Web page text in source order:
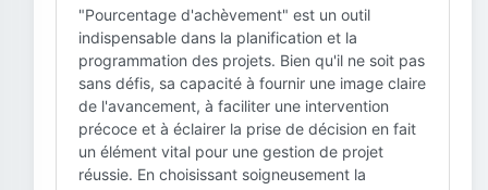
"Pourcentage d'achèvement" est un outil
indispensable dans la planification et la
programmation des projets. Bien qu'il ne soit pas
sans défis, sa capacité à fournir une image claire
de l'avancement, à faciliter une intervention
précoce et à éclairer la prise de décision en fait
un élément vital pour une gestion de projet
réussie. En choisissant soigneusement la